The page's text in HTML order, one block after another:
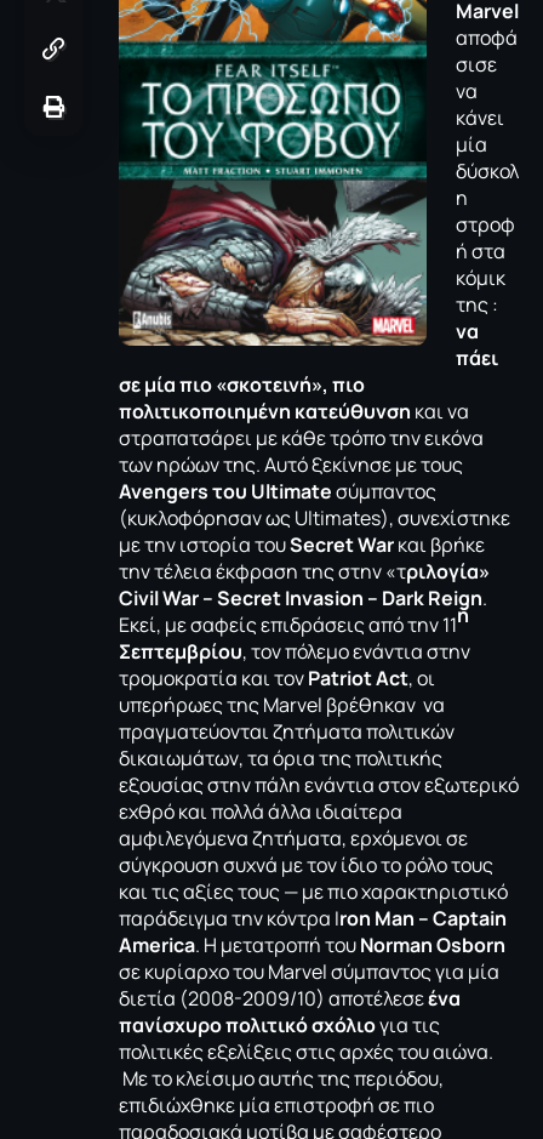
Marvel
αποφά
σισε
να
κάνει
μία
δύσκολ
η
στροφ
ή στα
κόμικ
της :
να
πάει
σε μία πιο «σκοτεινή», πιο
πολιτικοποιημένη κατεύθυνση και να
στραπατσάρει με κάθε τρόπο την εικόνα
των ηρώων της. Αυτό ξεκίνησε με τους
Avengers του Ultimateσύμπαντος
(κυκλοφόρησαν ως Ultimates), συνεχίστηκε
με την ιστορία τουSecret Warκαι βρήκε
την τέλεια έκφραση της στην «τριλογία»
Civil War – Secret Invasion – Dark Reign.
Εκεί, με σαφείς επιδράσεις από την 11η
Σεπτεμβρίου, τον πόλεμο ενάντια στην
τρομοκρατία και τονPatriot Act, οι
υπερήρωες της Marvel βρέθηκαν να
πραγματεύονται ζητήματα πολιτικών
δικαιωμάτων, τα όρια της πολιτικής
εξουσίας στην πάλη ενάντια στον εξωτερικό
εχθρό και πολλά άλλα ιδιαίτερα
αμφιλεγόμενα ζητήματα, ερχόμενοι σε
σύγκρουση συχνά με τον ίδιο το ρόλο τους
και τις αξίες τους — με πιο χαρακτηριστικό
παράδειγμα την κόντρα Iron Man – Captain
America. Η μετατροπή τουNorman Osborn
σε κυρίαρχο του Marvel σύμπαντος για μία
διετία (2008-2009/10) αποτέλεσεένα
πανίσχυρο πολιτικό σχόλιογια τις
πολιτικές εξελίξεις στις αρχές του αιώνα.
Με το κλείσιμο αυτής της περιόδου,
επιδιώχθηκε μία επιστροφή σε πιο
παραδοσιακά μοτίβα με σαφέστερο